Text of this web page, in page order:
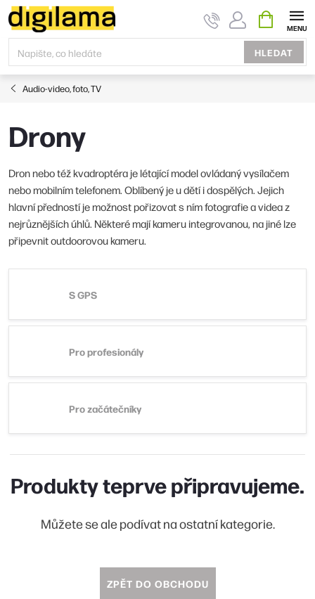
Přejít
na
obsah
HLEDAT
KOŠÍK
Audio-video, foto, TV
Drony
Dron nebo též kvadroptéra je létající model ovládaný vysílačem
nebo mobilním telefonem. Oblíbený je u dětí i dospělých. Jejich
hlavní předností je možnost pořizovat s ním fotografie a videa z
nejrůznějších úhlů. Některé mají kameru integrovanou, na jiné lze
připevnit outdoorovou kameru.
S GPS
Pro profesionály
Pro začátečníky
Produkty teprve připravujeme.
Můžete se ale podívat na ostatní kategorie.
ZPĚT DO OBCHODU